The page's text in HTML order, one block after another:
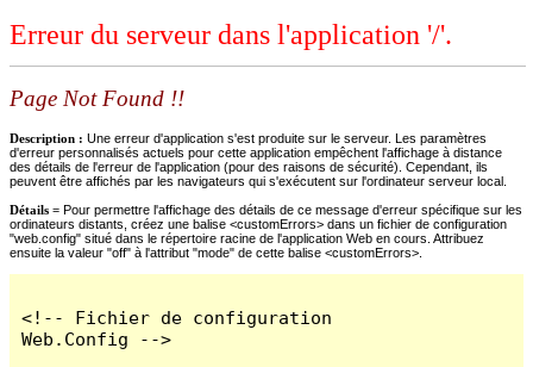
Erreur du serveur dans l'application '/'.
Page Not Found !!
Description : Une erreur d'application s'est produite sur le serveur. Les paramètres
d'erreur personnalisés actuels pour cette application empêchent l'affichage à distance
des détails de l'erreur de l'application (pour des raisons de sécurité). Cependant, ils
peuvent être affichés par les navigateurs qui s'exécutent sur l'ordinateur serveur local.
Détails = Pour permettre l'affichage des détails de ce message d'erreur spécifique sur les
ordinateurs distants, créez une balise <customErrors> dans un fichier de configuration
"web.config" situé dans le répertoire racine de l'application Web en cours. Attribuez
ensuite la valeur "off" à l'attribut "mode" de cette balise <customErrors>.
<!-- Fichier de configuration
Web.Config -->